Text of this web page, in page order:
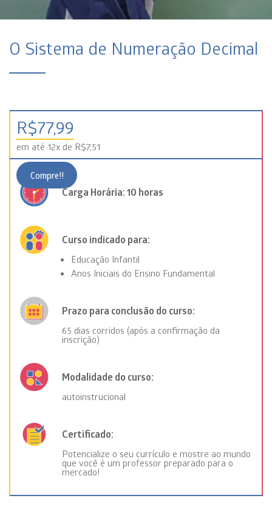
O Sistema de Numeração Decimal
R$77,99
em até 12x de R$7,51
Compre!!
Carga Horária: 10 horas
Curso indicado para:
Educação Infantil
Anos Iniciais do Ensino Fundamental
Prazo para conclusão do curso:
65 dias corridos (após a confirmação da
inscrição)
Modalidade do curso:
autoinstrucional
Certificado:
Potencialize o seu currículo e mostre ao mundo
que você é um professor preparado para o
mercado!